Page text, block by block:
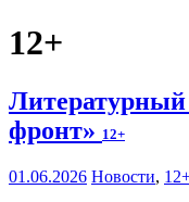
12+
фронт» 12+
01.06.2026 Новости,